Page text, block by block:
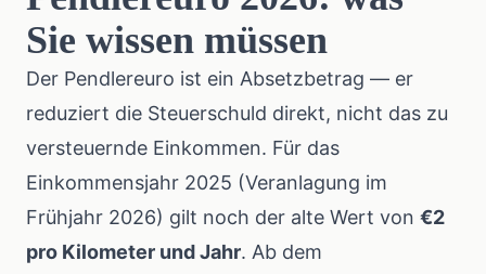
Sie wissen müssen
Der Pendlereuro ist ein Absetzbetrag — er
reduziert die Steuerschuld direkt, nicht das zu
versteuernde Einkommen. Für das
Einkommensjahr 2025 (Veranlagung im
Frühjahr 2026) gilt noch der alte Wert von €2
pro Kilometer und Jahr. Ab dem